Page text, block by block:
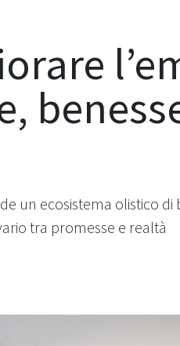
un ecosistema olistico di
tra promesse e realtà